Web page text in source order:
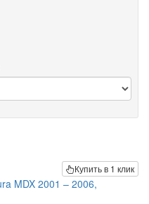
Купить в 1 клик